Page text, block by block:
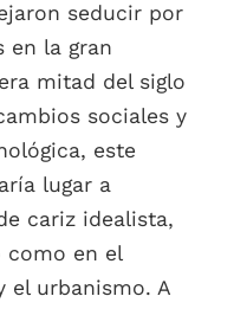
seducir por
en la gran
mitad del siglo
sociales y
este
lugar a
cariz idealista,
en el
el urbanismo. A